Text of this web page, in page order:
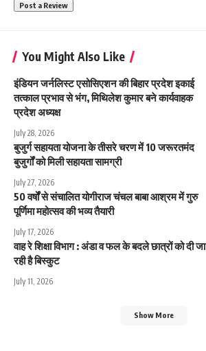
You Might Also Like
इंडियन जर्नलिस्ट एसोसिएशन की बिहार प्रदेश इकाई
तत्काल प्रभाव से भंग, मिथिलेश कुमार बने कार्यवाहक
प्रदेश अध्यक्ष
July 28, 2026
बुजुर्ग सहायता योजना के तीसरे चरण में 10 जरूरतमंद
बुजुर्गों को मिली सहायता सामग्री
July 27, 2026
50 वर्षों से संचालित योगीराज चंचल बाबा आश्रम में गुरु
पूर्णिमा महोत्सव की भव्य तैयारी
July 17, 2026
वाह रे शिक्षा विभाग : अंडा व फल के बदले छात्रों को दी जा
रही है बिस्कुट
July 11, 2026
Show More